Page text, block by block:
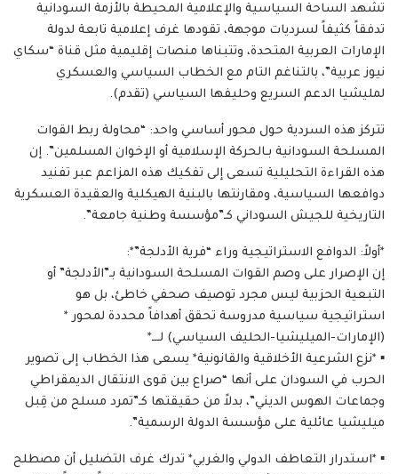
​تشهد الساحة السياسية والإعلامية المحيطة بالأزمة السودانية
تدفقاً كثيفاً لسرديات موجهة، تقودها غرف إعلامية تابعة لدولة
الإمارات العربية المتحدة، وتتبناها منصات إقليمية مثل قناة “سكاي
نيوز عربية”، بالتناغم التام مع الخطاب السياسي والعسكري
لمليشيا الدعم السريع وحليفها السياسي (تقدم).
​تتركز هذه السردية حول محور أساسي واحد: “محاولة ربط القوات
المسلحة السودانية بـالحركة الإسلامية أو الإخوان المسلمين”. إن
هذه القراءة التحليلية تسعى إلى تفكيك هذه المزاعم عبر تفنيد
دوافعها السياسية، ومقارنتها بالبنية الهيكلية والعقيدة العسكرية
التاريخية للجيش السوداني كـ”مؤسسة وطنية جامعة”.
*​أولاً: الدوافع الاستراتيجية وراء “فرية الأدلجة”*:
​إن الإصرار على وصم القوات المسلحة السودانية بـ”الأدلجة” أو
التبعية الحزبية ليس مجرد توصيف صحفي خاطئ، بل هو
استراتيجية سياسية مدروسة تحقق أهدافاً محددة لمحور *
(الإمارات-الميليشيا-الحليف السياسي) لـــ*
▪︎ *​نزع الشرعية الأخلاقية والقانونية* يسعى هذا الخطاب إلى تصوير
الحرب في السودان على أنها “صراع بين قوى الانتقال الديمقراطي
وجماعات الهوس الديني”، بدلاً من حقيقتها كـ”تمرد مسلح من قِبل
ميليشيا عائلية على مؤسسة الدولة الرسمية”.
▪︎ *​استدرار التعاطف الدولي والغربي* تدرك غرف التضليل أن مصطلح